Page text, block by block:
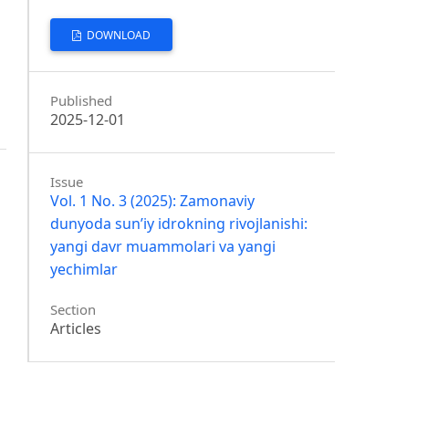
DOWNLOAD
Published
2025-12-01
Issue
Vol. 1 No. 3 (2025): Zamonaviy
dunyoda sun’iy idrokning rivojlanishi:
yangi davr muammolari va yangi
yechimlar
Section
Articles